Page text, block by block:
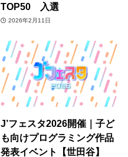
TOP50 入選
2026年2月11日
J’フェスタ2026開催｜子ど
も向けプログラミング作品
発表イベント【世田谷】